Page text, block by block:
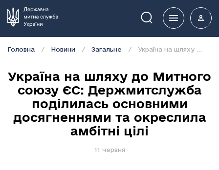
Пошук
Головна Новини Загальне
Україна на шляху до Митного
союзу ЄС: Держмитслужба
поділилась основними
досягненнями та окреслила
амбітні цілі
11 червня